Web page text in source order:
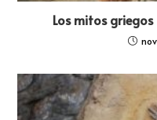
Los mitos